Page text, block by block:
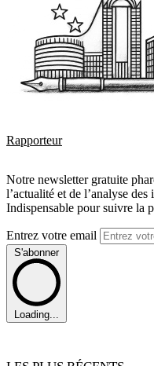
Rapporteur
Notre newsletter gratuite
l’actualité et de l’analyse
Indispensable pour suivre la
Entrez votre email
S'abonner
Loading...